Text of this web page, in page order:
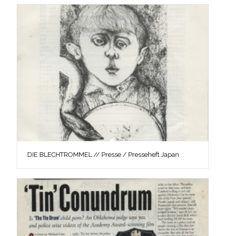
DIE BLECHTROMMEL // Presse / Presseheft Japan